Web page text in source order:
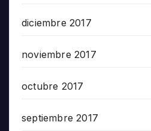
diciembre 2017
noviembre 2017
octubre 2017
septiembre 2017